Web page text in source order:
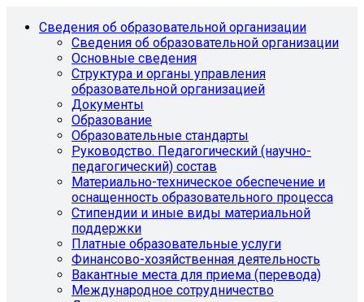
Сведения об образовательной организации
Сведения об образовательной организации
Основные сведения
Структура и органы управления
образовательной организацией
Документы
Образование
Образовательные стандарты
Руководство. Педагогический (научно-
педагогический) состав
Материально-техническое обеспечение и
оснащенность образовательного процесса
Стипендии и иные виды материальной
поддержки
Платные образовательные услуги
Финансово-хозяйственная деятельность
Вакантные места для приема (перевода)
Международное сотрудничество